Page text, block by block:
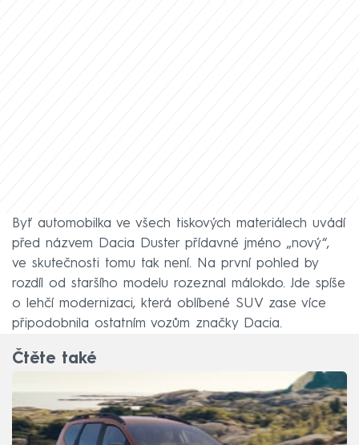
Byť automobilka ve všech tiskových materiálech uvádí
před názvem Dacia Duster přídavné jméno „nový“,
ve skutečnosti tomu tak není. Na první pohled by
rozdíl od staršího modelu rozeznal málokdo. Jde spíše
o lehčí modernizaci, která oblíbené SUV zase více
připodobnila ostatním vozům značky Dacia.
Čtěte také